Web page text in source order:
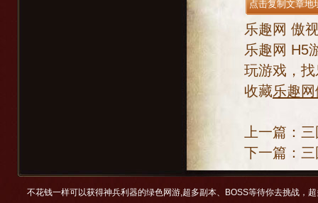
乐趣网 傲
乐趣网 H5
玩游戏，
收藏乐趣
上一篇：
下一篇：
不花钱一样可以获得神兵利器的绿色网游,超多副本、BOSS等待你去挑战，